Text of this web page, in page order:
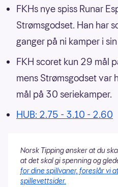
FKHs nye spiss Runar
Strømsgodset. Han har
ganger på ni kamper i
FKH scoret kun 29 mål
mens Strømsgodset var
mål på 30 seriekamper.
HUB: 2.75 - 3.10 - 2.60
Norsk Tipping ønsker at du
at det skal gi spenning og
for dine spillvaner, foreslår vi
spillevettsider.